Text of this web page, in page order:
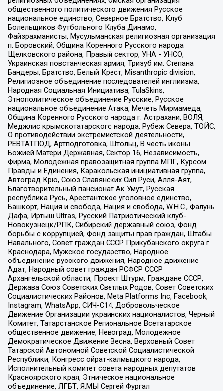
общественного политического движения Русское
национальное единство, Северное Братство, Клуб
Болельщиков Футбольного Клуба Динамо,
Файзрахманисты, Мусульманская религиозная организация
п. Боровский, Община Коренного Русского народа
Щелковского района, Правый сектор, УНА - УНСО,
Украинская повстанческая армия, Тризуб им. Степана
Бандеры, Братство, Белый Крест, Misanthropic division,
Религиозное объединение последователей инглиизма,
Народная Социальная Инициатива, TulaSkins,
Этнополитическое объединение Русские, Русское
национальное объединение Атака, Мечеть Мирмамеда,
Община Коренного Русского народа г. Астрахани, ВОЛЯ,
Меджлис крымскотатарского народа, Рубеж Севера, ТОЙС,
О противодействии экстремистской деятельности,
РЕВТАТПОД, Артподготовка, Штольц, В честь иконы
Божией Матери Державная, Сектор 16, Независимость,
Фирма, Молодежная правозащитная группа МПГ, Курсом
Правды и Единения, Каракольская инициативная группа,
Автоград Крю, Союз Славянских Сил Руси, Алля-Аят,
Благотворительный пансионат Ак Умут, Русская
республика Русь, Арестантское уголовное единство,
Башкорт, Нация и свобода, Нация и свобода, W.H.С., Фалунь
Дафа, Иртыш Ultras, Русский Патриотический клуб-
Новокузнецк/РПК, Сибирский державный союз, Фонд
борьбы с коррупцией, Фонд защиты прав граждан, Штабы
Навального, Совет граждан СССР Прикубанского округа г.
Краснодара, Мужское государство, Народное
объединение русского движения, Народное движение
Адат, Народный совет граждан РСФСР СССР
Архангельской области, Проект Штурм, Граждане СССР,
Держава Союз Советских Светлых Родов, Совет Советских
Социалистических Районов, Meta Platforms Inc, Facebook,
Instagram, WhatsApp, СИЧ-С14, Добровольческое
Движение Организации украинских националистов, Черный
Комитет, Татарстанское Региональное Всетатарское
общественное движение, Невоград, Молодежное
Демократическое Движение Весна, Верховный Совет
Татарской Автономной Советской Социалистической
Республики, Конгресс ойрат-калмыцкого народа,
Исполнительный комитет совета народных депутатов
Красноярского края, Этническое национальное
объединение, ЛГБТ, Я.МЫ Сергей Фургал